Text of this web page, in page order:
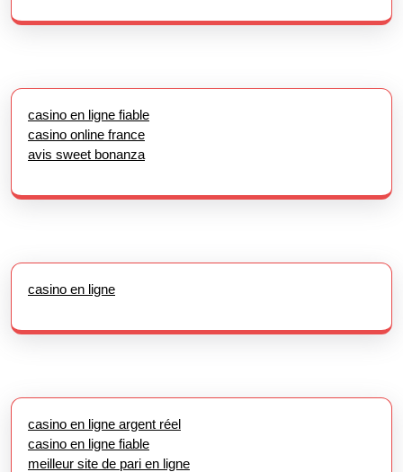
casino en ligne fiable
casino online france
avis sweet bonanza
casino en ligne
casino en ligne argent réel
casino en ligne fiable
meilleur site de pari en ligne